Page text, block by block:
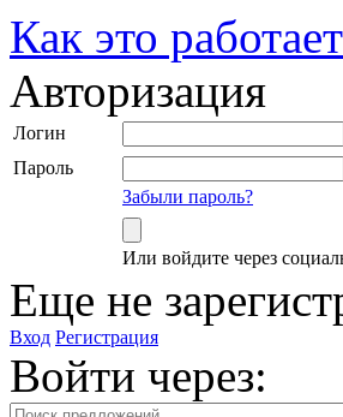
Как это
Авторизация
Логин
Пароль
Забыли пароль?
Или войдите через
Еще не
Вход Регистрация
Войти через: